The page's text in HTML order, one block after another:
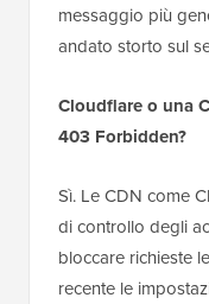
messaggio più
andato storto sul
Cloudflare o una
403 Forbidden?
Sì. Le CDN come
di controllo degli
bloccare richieste
recente le